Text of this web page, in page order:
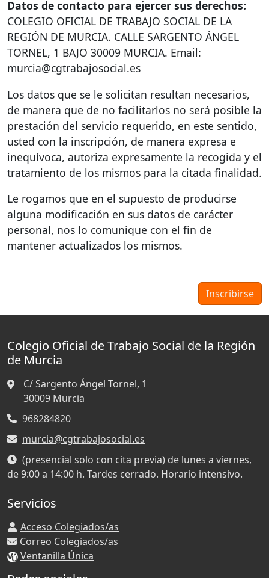
Datos de contacto para ejercer sus derechos:
COLEGIO OFICIAL DE TRABAJO SOCIAL DE LA
REGIÓN DE MURCIA. CALLE SARGENTO ÁNGEL
TORNEL, 1 BAJO 30009 MURCIA. Email:
murcia@cgtrabajosocial.es
Los datos que se le solicitan resultan necesarios,
de manera que de no facilitarlos no será posible la
prestación del servicio requerido, en este sentido,
usted con la inscripción, de manera expresa e
inequívoca, autoriza expresamente la recogida y el
tratamiento de los mismos para la citada finalidad.
Le rogamos que en el supuesto de producirse
alguna modificación en sus datos de carácter
personal, nos lo comunique con el fin de
mantener actualizados los mismos.
Colegio Oficial de Trabajo Social de la Región
de Murcia
C/ Sargento Ángel Tornel, 1
30009 Murcia
968284820
murcia@cgtrabajosocial.es
(presencial solo con cita previa) de lunes a viernes,
de 9:00 a 14:00 h. Tardes cerrado. Horario intensivo.
Servicios
Acceso Colegiados/as
Correo Colegiados/as
Ventanilla Única